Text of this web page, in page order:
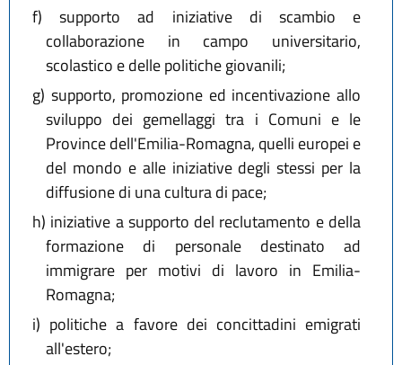
f) supporto ad iniziative di scambio e
collaborazione in campo universitario,
scolastico e delle politiche giovanili;
g) supporto, promozione ed incentivazione allo
sviluppo dei gemellaggi tra i Comuni e le
Province dell'Emilia-Romagna, quelli europei e
del mondo e alle iniziative degli stessi per la
diffusione di una cultura di pace;
h) iniziative a supporto del reclutamento e della
formazione di personale destinato ad
immigrare per motivi di lavoro in Emilia-
Romagna;
i) politiche a favore dei concittadini emigrati
all'estero;